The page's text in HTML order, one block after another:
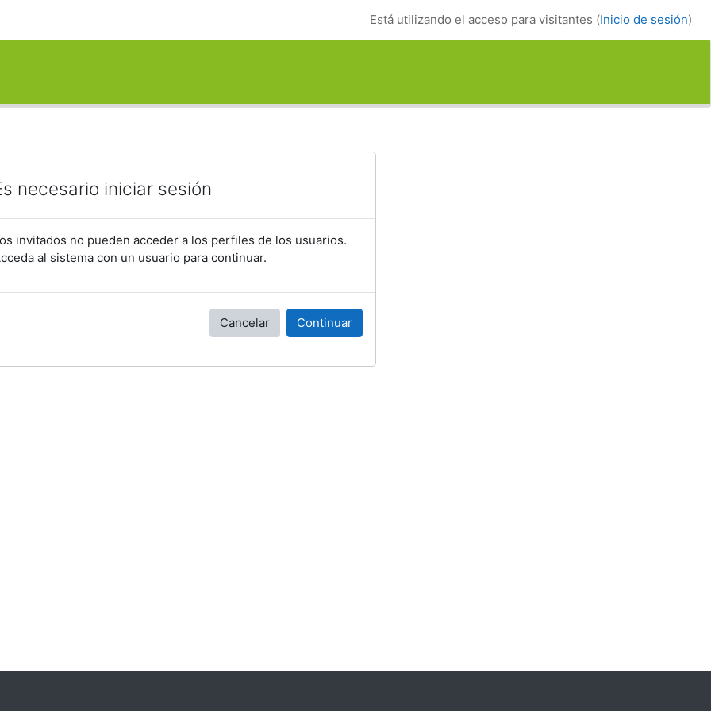
Está utilizando el acceso para visitantes (Inicio de sesión)
necesario iniciar sesión
invitados no pueden acceder a los perfiles de los usuarios.
al sistema con un usuario para continuar.
Cancelar Continuar